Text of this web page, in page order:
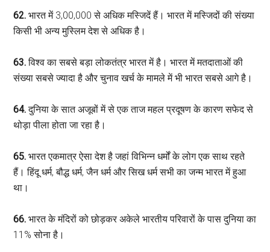
62.भारत में 3,00,000 से अधिक मस्जिदें हैं। भारत में मस्जिदों की संख्या
किसी भी अन्य मुस्लिम देश से अधिक है।
63.विश्व का सबसे बड़ा लोकतंत्र भारत में है। भारत में मतदाताओं की
संख्या सबसे ज्यादा है और चुनाव खर्च के मामले में भी भारत सबसे आगे है।
64.दुनिया के सात अजूबों में से एक ताज महल प्रदूषण के कारण सफेद से
थोड़ा पीला होता जा रहा है।
65.भारत एकमात्र ऐसा देश है जहां विभिन्न धर्मों के लोग एक साथ रहते
हैं। हिंदू धर्म, बौद्ध धर्म, जैन धर्म और सिख धर्म सभी का जन्म भारत में हुआ
था।
66.भारत के मंदिरों को छोड़कर अकेले भारतीय परिवारों के पास दुनिया का
11% सोना है।